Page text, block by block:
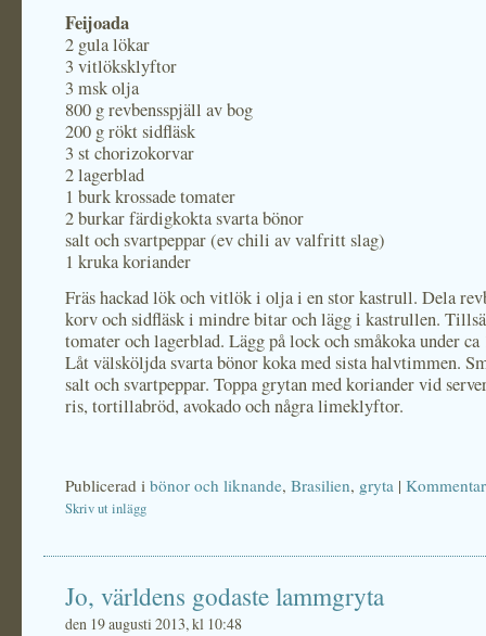
Feijoada
2 gula lökar
3 vitlöksklyftor
3 msk olja
800 g revbensspjäll av bog
200 g rökt sidfläsk
3 st chorizokorvar
2 lagerblad
1 burk krossade tomater
2 burkar färdigkokta svarta bönor
salt och svartpeppar (ev chili av valfritt slag)
1 kruka koriander
Fräs hackad lök och vitlök i olja i en stor kastrull. Dela
korv och sidfläsk i mindre bitar och lägg i kastrullen.
tomater och lagerblad. Lägg på lock och småkoka under
Låt välsköljda svarta bönor koka med sista halvtimmen.
salt och svartpeppar. Toppa grytan med koriander vid
ris, tortillabröd, avokado och några limeklyftor.
Publicerad i bönor och liknande, Brasilien, gryta |
Skriv ut inlägg
Jo, världens godaste lammgryta
den 19 augusti 2013, kl 10:48